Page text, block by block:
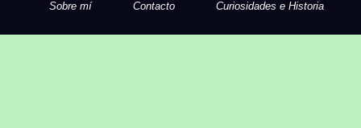
Sobre mí Contacto Curiosidades e Historia